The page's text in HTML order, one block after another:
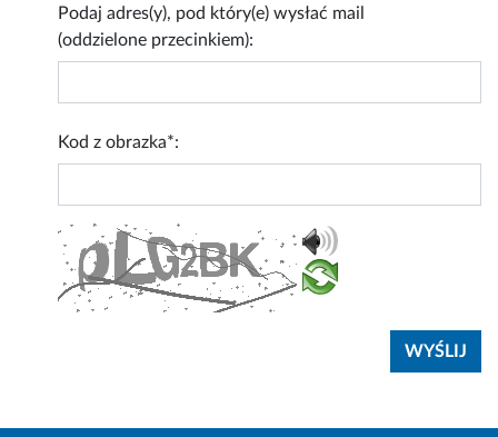
Podaj adres(y), pod który(e) wysłać mail
(oddzielone przecinkiem):
Kod z obrazka*: